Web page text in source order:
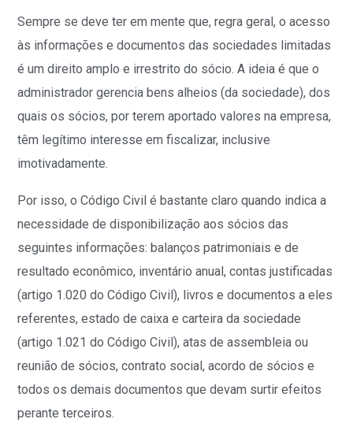
Sempre se deve ter em mente que, regra geral, o acesso
às informações e documentos das sociedades limitadas
é um direito amplo e irrestrito do sócio. A ideia é que o
administrador gerencia bens alheios (da sociedade), dos
quais os sócios, por terem aportado valores na empresa,
têm legítimo interesse em fiscalizar, inclusive
imotivadamente.
Por isso, o Código Civil é bastante claro quando indica a
necessidade de disponibilização aos sócios das
seguintes informações: balanços patrimoniais e de
resultado econômico, inventário anual, contas justificadas
(artigo 1.020 do Código Civil), livros e documentos a eles
referentes, estado de caixa e carteira da sociedade
(artigo 1.021 do Código Civil), atas de assembleia ou
reunião de sócios, contrato social, acordo de sócios e
todos os demais documentos que devam surtir efeitos
perante terceiros.